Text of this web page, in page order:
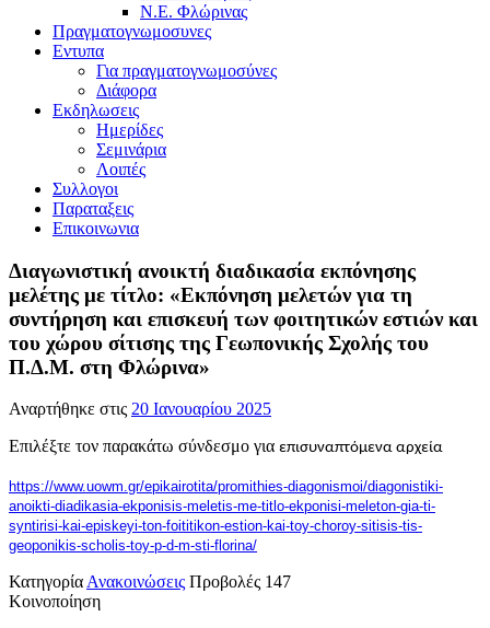
Ν.Ε. Φλώρινας
Πραγματογνωμοσυνες
Εντυπα
Για πραγματογνωμοσύνες
Διάφορα
Εκδηλωσεις
Ημερίδες
Σεμινάρια
Λοιπές
Συλλογοι
Παραταξεις
Επικοινωνια
Διαγωνιστική ανοικτή διαδικασία εκπόνησης
μελέτης με τίτλο: «Εκπόνηση μελετών για τη
συντήρηση και επισκευή των φοιτητικών εστιών και
του χώρου σίτισης της Γεωπονικής Σχολής του
Π.Δ.Μ. στη Φλώρινα»
Αναρτήθηκε στις 20 Ιανουαρίου 2025
Επιλέξτε τον παρακάτω σύνδεσμο για επισυναπτόμενα αρχεία
https://www.uowm.gr/epikairotita/promithies-diagonismoi/diagonistiki-
anoikti-diadikasia-ekponisis-meletis-me-titlo-ekponisi-meleton-gia-ti-
syntirisi-kai-episkeyi-ton-foititikon-estion-kai-toy-choroy-sitisis-tis-
geoponikis-scholis-toy-p-d-m-sti-florina/
ΚατηγορίαΑνακοινώσεις Προβολές 147
Κοινοποίηση